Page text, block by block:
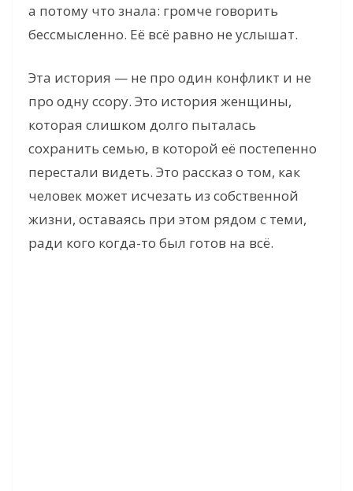
а потому что знала: громче говорить
бессмысленно. Её всё равно не услышат.
Эта история — не про один конфликт и не
про одну ссору. Это история женщины,
которая слишком долго пыталась
сохранить семью, в которой её постепенно
перестали видеть. Это рассказ о том, как
человек может исчезать из собственной
жизни, оставаясь при этом рядом с теми,
ради кого когда-то был готов на всё.